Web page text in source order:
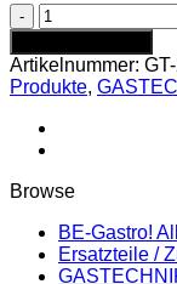
Zündbrenner
1-
flammig
-
GT-
230.021.004
Menge
Artikelnummer:
Produkte,
Browse
BE-Gastro!
Ersatzteile /